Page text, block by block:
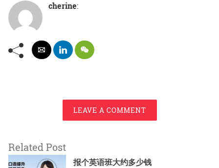
cherine:
LEAVE A COMMENT
Related Post
报个英语班大约多少钱